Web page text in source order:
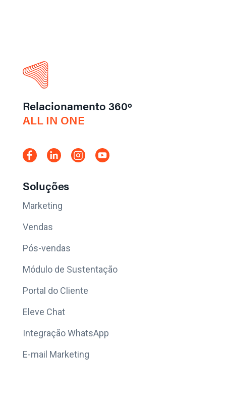
Relacionamento 360º
ALL IN ONE
Soluções
Marketing
Vendas
Pós-vendas
Módulo de Sustentação
Portal do Cliente
Eleve Chat
Integração WhatsApp
E-mail Marketing